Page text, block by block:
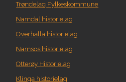
Trøndelag Fylkeskommune
Namdal historielag
Overhalla historielag
Namsos historielag
Otterøy Historielag
Klinga historielag